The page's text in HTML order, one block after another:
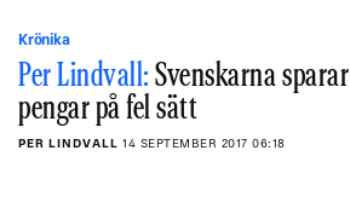
Krönika
Per Lindvall:Svenskarna sparar
pengar på fel sätt
PER LINDVALL 14 SEPTEMBER 2017 06:18